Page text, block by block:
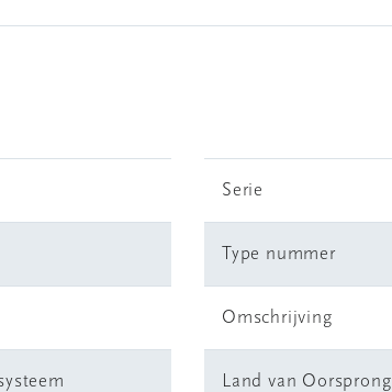
Serie
Type nummer
Omschrijving
Land van Oorsprong